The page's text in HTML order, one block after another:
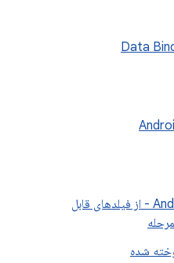
کتابخانه اتصال داده‌های Android - از فیلدهای قابل
شده